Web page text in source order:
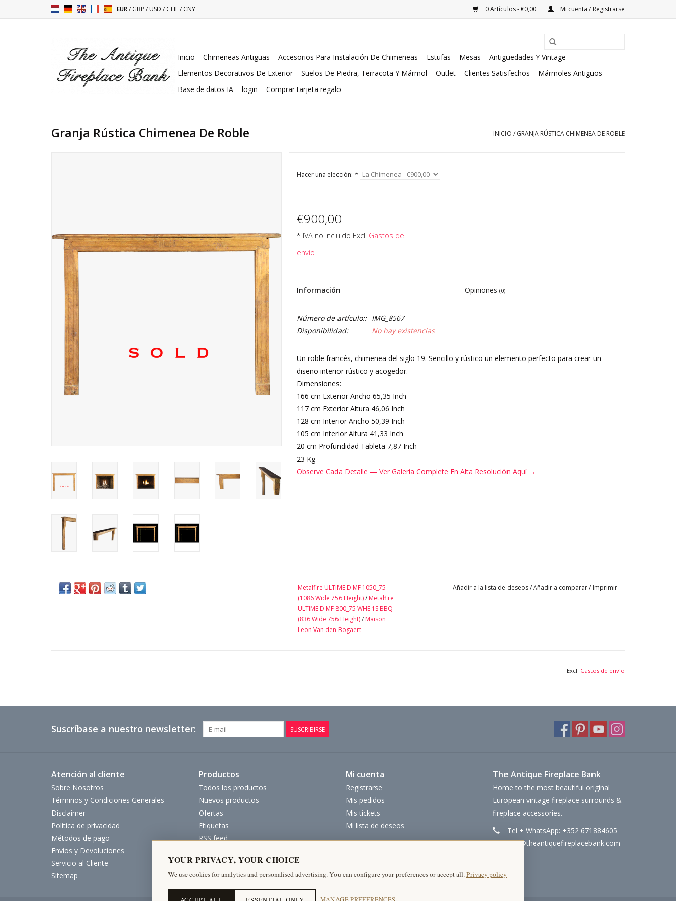
EUR/GBP /USD /CHF/CNY 0 Artículos - €0,00 Mi cuenta / Registrarse
Inicio Chimeneas Antiguas Accesorios Para Instalación De Chimeneas Estufas Mesas
Antigüedades Y Vintage
Elementos Decorativos De Exterior
Suelos De Piedra, Terracota Y Mármol Outlet Clientes Satisfechos
Mármoles Antiguos
Base de datos IA
login Comprar tarjeta regalo
Granja Rústica Chimenea De Roble INICIO / GRANJA RÚSTICA CHIMENEA DE ROBLE
Hacer una elección: *
€900,00
* IVA no incluido Excl. Gastos de
envío
Información Opiniones(0)
Número de artículo::
IMG_8567
Disponibilidad:
No hay existencias
Un roble francés, chimenea del siglo 19. Sencillo y rústico un elemento perfecto para crear un
diseño interior rústico y acogedor.
Dimensiones:
166 cm Exterior Ancho 65,35 Inch
117 cm Exterior Altura 46,06 Inch
128 cm Interior Ancho 50,39 Inch
105 cm Interior Altura 41,33 Inch
20 cm Profundidad Tableta 7,87 Inch
23 Kg
Observe Cada Detalle — Ver Galería Complete En Alta Resolución Aquí →
Metalfire ULTIME D MF 1050_75
(1086 Wide 756 Height)/ Metalfire
ULTIME D MF 800_75 WHE 1S BBQ
(836 Wide 756 Height)/ Maison
Leon Van den Bogaert
Añadir a la lista de deseos/Añadir a comparar/ Imprimir
Excl. Gastos de envío
Suscríbase a nuestro newsletter: SUSCRIBIRSE
Atención al cliente
Sobre Nosotros
Términos y Condiciones Generales
Disclaimer
Política de privacidad
Métodos de pago
Envíos y Devoluciones
Servicio al Cliente
Sitemap
Productos
Todos los productos
Nuevos productos
Ofertas
Etiquetas
RSS feed
Mi cuenta
Registrarse
Mis pedidos
Mis tickets
Mi lista de deseos
The Antique Fireplace Bank
Home to the most beautiful original
European vintage fireplace surrounds &
fireplace accessories.
Tel + WhatsApp: +352 671884605
info@theantiquefireplacebank.com
YOUR PRIVACY, YOUR CHOICE
We use cookies for analytics and personalised advertising. You can configure your preferences or accept all.Privacy policy